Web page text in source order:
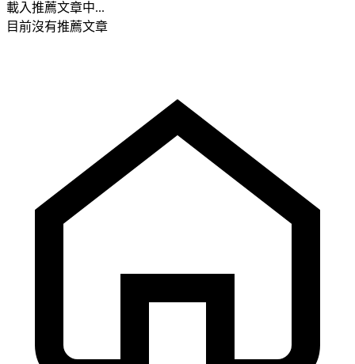
載入推薦文章中...
目前沒有推薦文章